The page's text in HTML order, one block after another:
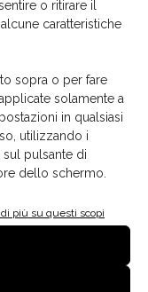
o ritirare il
caratteristiche
sopra o per fare
solamente a
in qualsiasi
utilizzando i
pulsante di
dello schermo.
di più su questi scopi
Pinterest
l’acquisizione del